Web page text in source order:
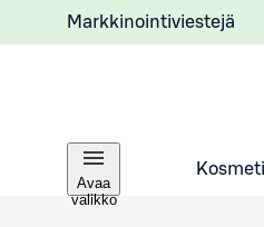
Markkinointiviestejä
Avaa
valikko